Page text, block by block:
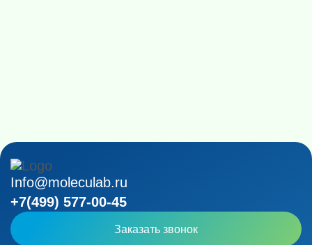
Info@moleculab.ru
+7(499) 577-00-45
Заказать звонок